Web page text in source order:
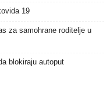
19
za samohrane roditelje u
blokiraju autoput